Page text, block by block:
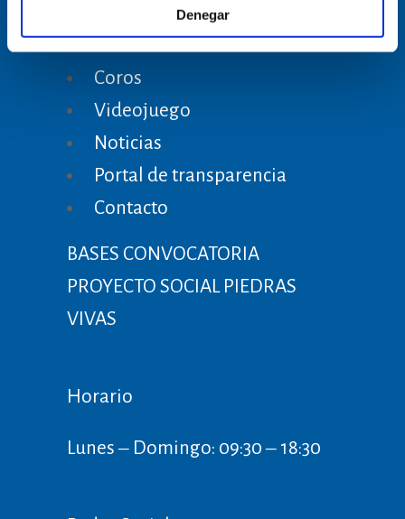
Denegar
Coros
Videojuego
Noticias
Portal de transparencia
Contacto
BASES CONVOCATORIA
PROYECTO SOCIAL PIEDRAS
VIVAS
Horario
Lunes ‒ Domingo: 09:30 ‒ 18:30